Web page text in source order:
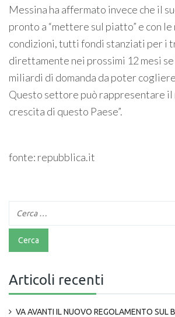
Messina ha affermato invece che il
pronto a “mettere sul piatto” e con
condizioni, tutti fondi stanziati per i
direttamente nei prossimi 12 mesi se
miliardi di domanda da poter
Questo settore può rappresentare il
crescita di questo Paese”.
fonte: repubblica.it
Articoli recenti
VA AVANTI IL NUOVO REGOLAMENTO SUL